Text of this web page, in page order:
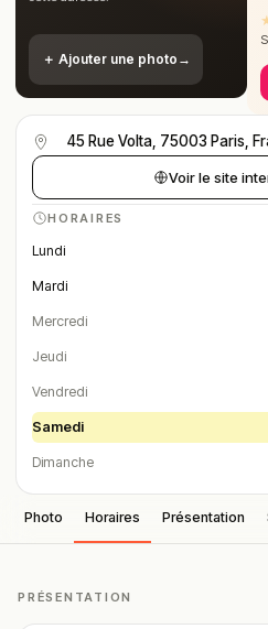
＋ Ajouter une photo →
45 Rue Volta, 75003 Paris,
Voir le site
HORAIRES
Lundi
Mardi
Mercredi
Jeudi
Vendredi
Samedi
Dimanche
Photo Horaires Présentation
PRÉSENTATION